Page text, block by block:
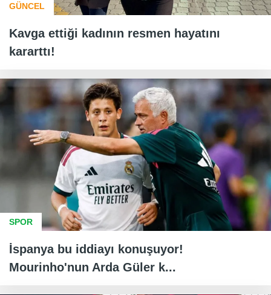
GÜNCEL
Kavga ettiği kadının resmen hayatını
kararttı!
SPOR
İspanya bu iddiayı konuşuyor!
Mourinho'nun Arda Güler k...